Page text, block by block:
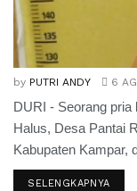
by PUTRI ANDY 6
DURI - Seorang
Halus, Desa Pantai
Kabupaten Kampar,
SELENGKAPNYA